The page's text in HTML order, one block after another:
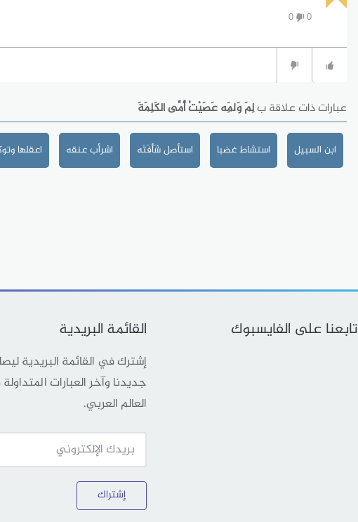
0
0
عبارات ذات علاقة بلِمَ وَلِمَه عَصَيْتُ أُمِّى الكَلِمَةَ
ابن السبيل استشاط غضبا استأصل شَأْفَتَه اشرأب عنقه اعقلها
تابعنا على الفايسبوك القائمة البريدية
إشترك في القائمة البريدية
جديدنا وآخر العبارات
العالم العربي.
إشتراك